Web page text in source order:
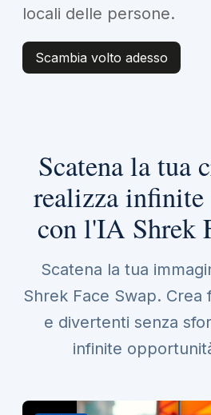
locali delle persone.
Scambia volto adesso
Scatena la tua
realizza
con l'IA Shrek
Scatena la tua
Shrek Face Swap. Crea
e divertenti senza
infinite